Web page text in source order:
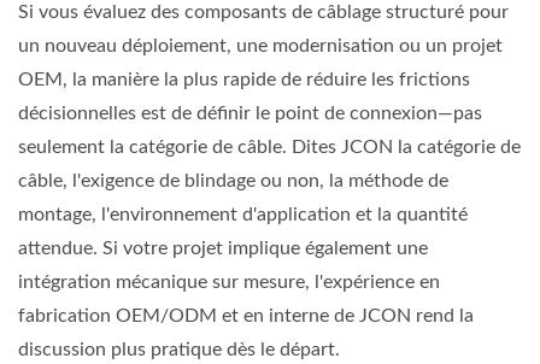
Si vous évaluez des composants de câblage structuré pour
un nouveau déploiement, une modernisation ou un projet
OEM, la manière la plus rapide de réduire les frictions
décisionnelles est de définir le point de connexion—pas
seulement la catégorie de câble. Dites JCON la catégorie de
câble, l'exigence de blindage ou non, la méthode de
montage, l'environnement d'application et la quantité
attendue. Si votre projet implique également une
intégration mécanique sur mesure, l'expérience en
fabrication OEM/ODM et en interne de JCON rend la
discussion plus pratique dès le départ.